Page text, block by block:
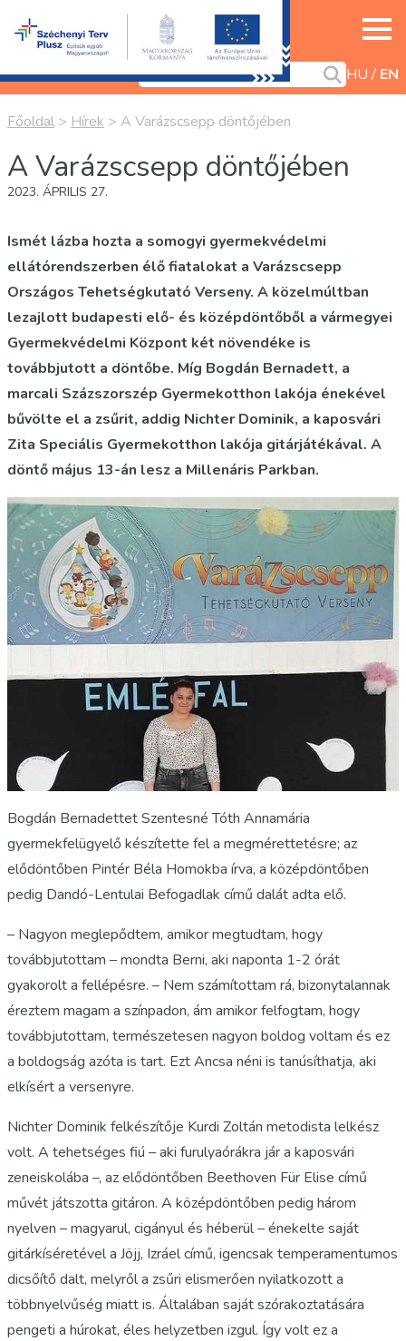
HU EN
Főoldal > Hírek > A Varázscsepp döntőjében
A Varázscsepp döntőjében
2023. ÁPRILIS 27.
Ismét lázba hozta a somogyi gyermekvédelmi
ellátórendszerben élő fiatalokat a Varázscsepp
Országos Tehetségkutató Verseny. A közelmúltban
lezajlott budapesti elő- és középdöntőből a vármegyei
Gyermekvédelmi Központ két növendéke is
továbbjutott a döntőbe. Míg Bogdán Bernadett, a
marcali Százszorszép Gyermekotthon lakója énekével
bűvölte el a zsűrit, addig Nichter Dominik, a kaposvári
Zita Speciális Gyermekotthon lakója gitárjátékával. A
döntő május 13-án lesz a Millenáris Parkban.
Bogdán Bernadettet Szentesné Tóth Annamária
gyermekfelügyelő készítette fel a megmérettetésre; az
elődöntőben Pintér Béla Homokba írva, a középdöntőben
pedig Dandó-Lentulai Befogadlak című dalát adta elő.
– Nagyon meglepődtem, amikor megtudtam, hogy
továbbjutottam – mondta Berni, aki naponta 1-2 órát
gyakorolt a fellépésre. – Nem számítottam rá, bizonytalannak
éreztem magam a színpadon, ám amikor felfogtam, hogy
továbbjutottam, természetesen nagyon boldog voltam és ez
a boldogság azóta is tart. Ezt Ancsa néni is tanúsíthatja, aki
elkísért a versenyre.
Nichter Dominik felkészítője Kurdi Zoltán metodista lelkész
volt. A tehetséges fiú – aki furulyaórákra jár a kaposvári
zeneiskolába –, az elődöntőben Beethoven Für Elise című
művét játszotta gitáron. A középdöntőben pedig három
nyelven – magyarul, cigányul és héberül – énekelte saját
gitárkíséretével a Jöjj, Izráel című, igencsak temperamentumos
dicsőítő dalt, melyről a zsűri elismerően nyilatkozott a
többnyelvűség miatt is. Általában saját szórakoztatására
pengeti a húrokat, éles helyzetben izgul. Így volt ez a